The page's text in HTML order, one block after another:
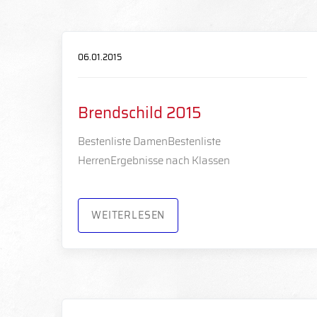
06.01.2015
Brendschild 2015
Bestenliste DamenBestenliste
HerrenErgebnisse nach Klassen
WEITERLESEN